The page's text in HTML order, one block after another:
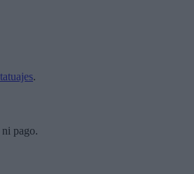
.
pago.